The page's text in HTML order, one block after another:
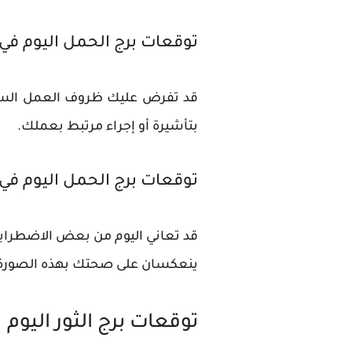
توقعات برج الحمل اليوم
قد تفرض عليك ظروف العمل
بتأشيرة أو إجراء مرتبط بعملك.
توقعات برج الحمل اليوم
قد تعاني اليوم من بعض
ينعكسان على صحتك بهذه
توقعات برج الثور اليوم